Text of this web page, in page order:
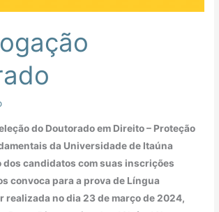
do Doutorado em Direito – Proteção
da Universidade de Itaúna
dos candidatos com suas inscrições
convoca para a prova de Língua
realizada no dia 23 de março de 2024,